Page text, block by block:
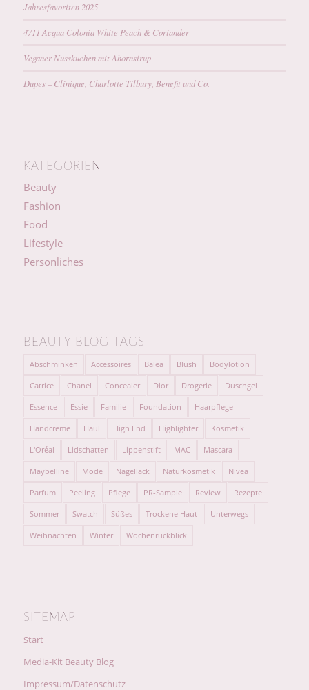
Jahresfavoriten 2025
4711 Acqua Colonia White Peach & Coriander
Veganer Nusskuchen mit Ahornsirup
Dupes – Clinique, Charlotte Tilbury, Benefit und Co.
KATEGORIEN
Beauty
Fashion
Food
Lifestyle
Persönliches
BEAUTY BLOG TAGS
Abschminken Accessoires Balea Blush Bodylotion
Catrice Chanel Concealer Dior Drogerie Duschgel
Essence Essie Familie Foundation Haarpflege
Handcreme Haul High End Highlighter Kosmetik
L'Oréal Lidschatten Lippenstift MAC Mascara
Maybelline Mode Nagellack Naturkosmetik Nivea
Parfum Peeling Pflege PR-Sample Review Rezepte
Sommer Swatch Süßes Trockene Haut Unterwegs
Weihnachten Winter Wochenrückblick
SITEMAP
Start
Media-Kit Beauty Blog
Impressum/Datenschutz